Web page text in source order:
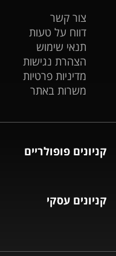
צור קשר
דווח על טעות
תנאי שימוש
הצהרת נגישות
מדיניות פרטיות
משרות באתר
קניונים פופולריים
קניונים עסקי